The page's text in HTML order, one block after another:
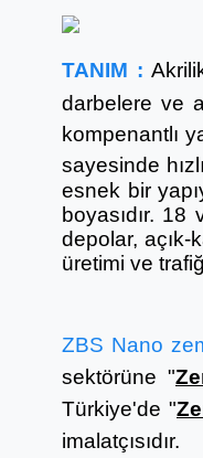
TANIM :
darbelere ve
kompenantlı
sayesinde
esnek bir
boyasıdır.
depolar, açık-
üretimi ve
ZBS Nano
sektörüne "
Türkiye'de "
imalatçısıdır.